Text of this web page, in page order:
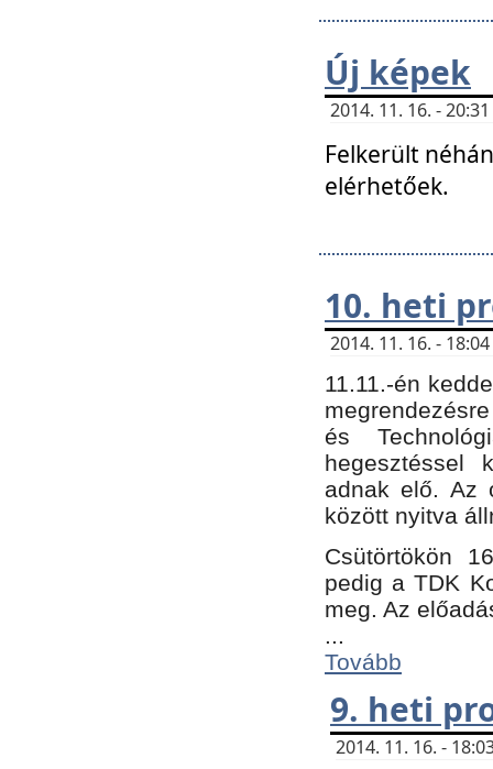
Új képek
2014. 11. 16. -
Felkerült
elérhetőek.
10. heti
2014. 11. 16. -
11.11.-én
és
hegesztéssel
adnak elő. Az
között nyitva
Csütörtökön
pedig a TDK
meg. Az
...
Tovább
9. heti
2014. 11. 16. -